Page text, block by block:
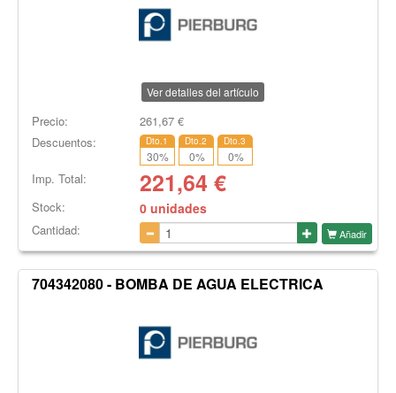
Ver detalles del artículo
Precio: 261,67€
Descuentos:
Dto.1
30%
Dto.2
0%
Dto.3
0%
Imp. Total: 221,64 €
Stock: 0 unidades
Cantidad: Añadir
704342080 - BOMBA DE AGUA ELECTRICA